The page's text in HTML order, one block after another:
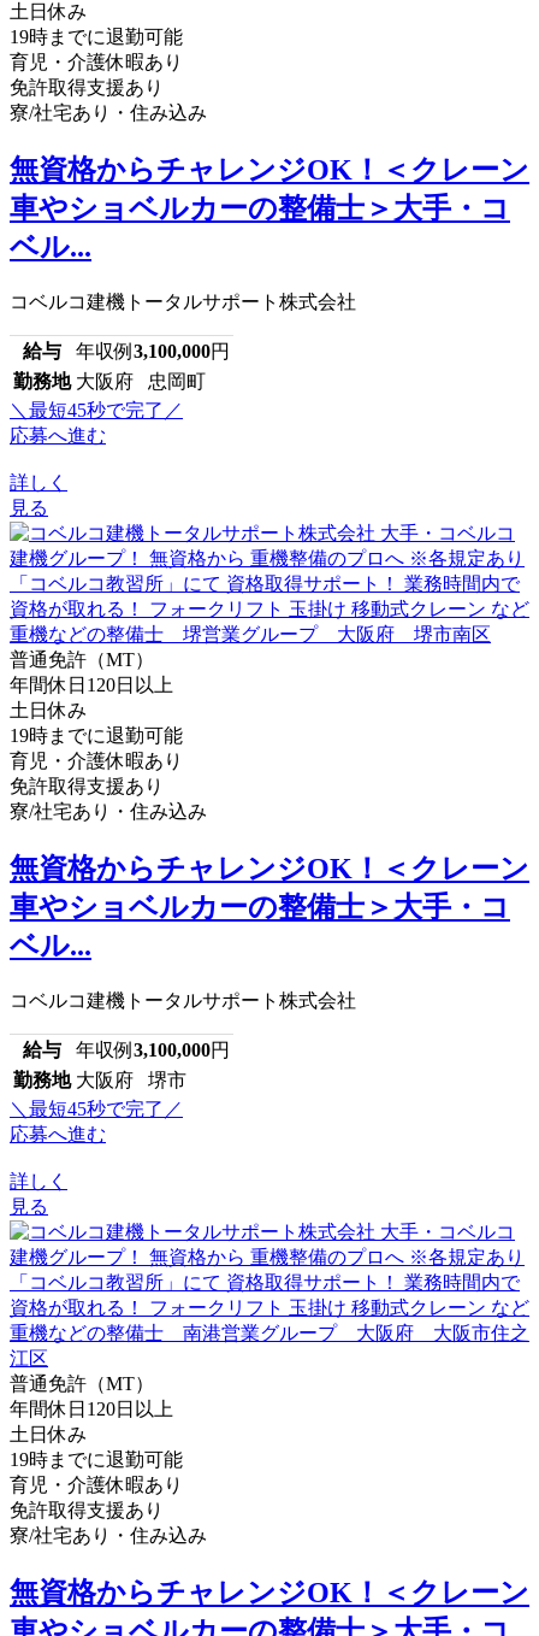
土日休み
19時までに退勤可能
育児・介護休暇あり
免許取得支援あり
寮/社宅あり・住み込み
無資格からチャレンジOK！＜クレーン
車やショベルカーの整備士＞大手・コ
ベル...
コベルコ建機トータルサポート株式会社
給与 年収例 3,100,000円
勤務地 大阪府 忠岡町
＼最短45秒で完了／
応募へ進む
詳しく
見る
普通免許（MT）
年間休日120日以上
土日休み
19時までに退勤可能
育児・介護休暇あり
免許取得支援あり
寮/社宅あり・住み込み
無資格からチャレンジOK！＜クレーン
車やショベルカーの整備士＞大手・コ
ベル...
コベルコ建機トータルサポート株式会社
給与 年収例 3,100,000円
勤務地 大阪府 堺市
＼最短45秒で完了／
応募へ進む
詳しく
見る
普通免許（MT）
年間休日120日以上
土日休み
19時までに退勤可能
育児・介護休暇あり
免許取得支援あり
寮/社宅あり・住み込み
無資格からチャレンジOK！＜クレーン